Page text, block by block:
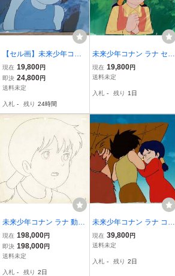
【セル画】未来少年コナ
ン セル画 コピー背景
付 宮崎駿 コナン2
現在 19,800円
即決 24,800円
送料未定
入札 - 残り 24時間
未来少年コナン ラナ セル
画 背景画 宮崎駿 大塚康
生 本橋浩一 日本アニメー
現在 19,800円
送料未定
入札 - 残り 1日
未来少年コナン ラナ 動画
原画 宮崎駿 大塚康生 本
橋浩一 日本アニメーショ
ン セル画 アニメ【A101
現在 198,000円
即決 198,000円
送料未定
入札 - 残り 2日
未来少年コナン ラナ コナ
ン ジムシィ セル画 背景
画 宮崎駿 大塚康生 本橋
アニメ【1201】
現在 39,800円
送料未定
入札 - 残り 2日